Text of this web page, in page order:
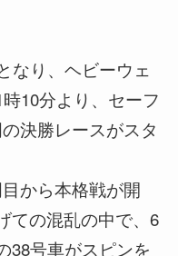
なり、ヘビーウェ
10分より、セーフ
決勝レースがスタ
から本格戦が開
ての混乱の中で、6
38号車がスピンを